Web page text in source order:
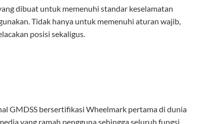
dibuat untuk memenuhi standar keselamatan
Tidak hanya untuk memenuhi aturan wajib,
posisi sekaligus.
GMDSS bersertifikasi Wheelmark pertama di dunia
yang ramah pengguna sehingga seluruh fungsi